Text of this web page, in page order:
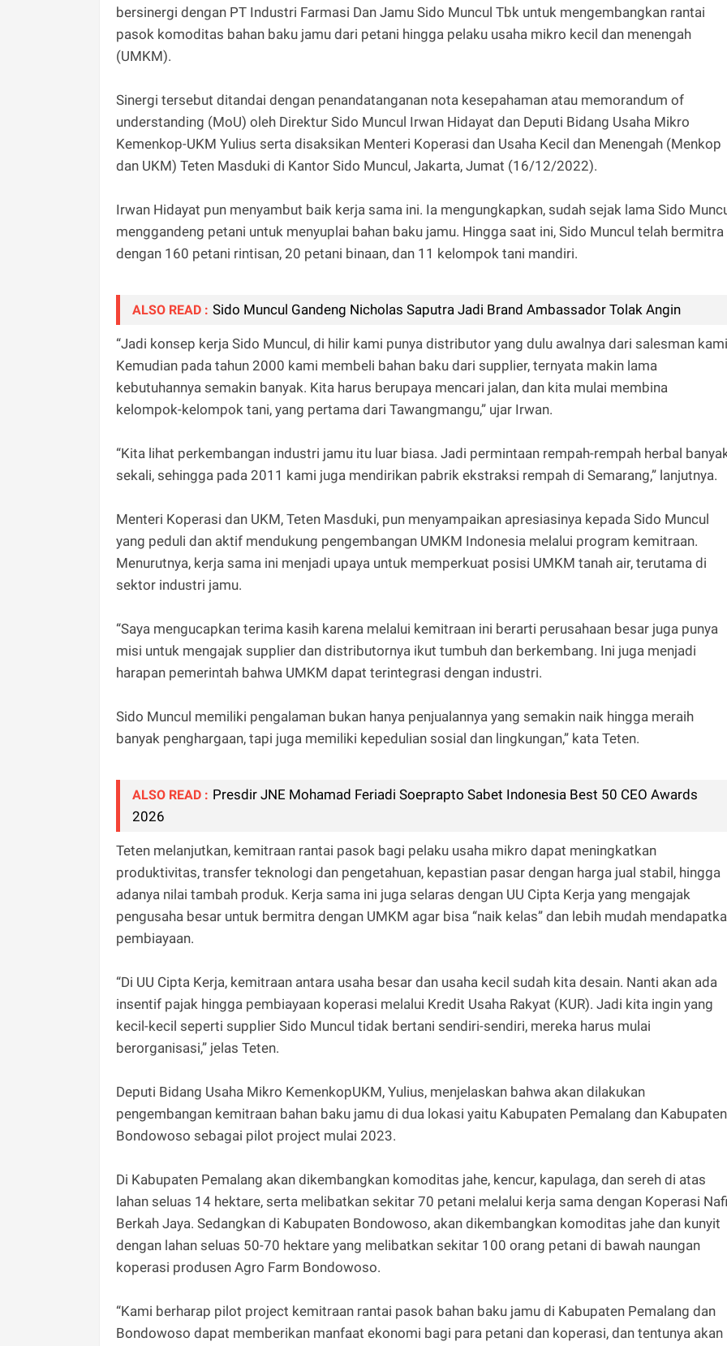
bersinergi dengan PT Industri Farmasi Dan Jamu Sido Muncul Tbk untuk mengembangkan rantai
pasok komoditas bahan baku jamu dari petani hingga pelaku usaha mikro kecil dan menengah
(UMKM).
Sinergi tersebut ditandai dengan penandatanganan nota kesepahaman atau memorandum of
understanding (MoU) oleh Direktur Sido Muncul Irwan Hidayat dan Deputi Bidang Usaha Mikro
Kemenkop-UKM Yulius serta disaksikan Menteri Koperasi dan Usaha Kecil dan Menengah (Menkop
dan UKM) Teten Masduki di Kantor Sido Muncul, Jakarta, Jumat (16/12/2022).
Irwan Hidayat pun menyambut baik kerja sama ini. Ia mengungkapkan, sudah sejak lama Sido
menggandeng petani untuk menyuplai bahan baku jamu. Hingga saat ini, Sido Muncul telah bermitra
dengan 160 petani rintisan, 20 petani binaan, dan 11 kelompok tani mandiri.
ALSO READ : Sido Muncul Gandeng Nicholas Saputra Jadi Brand Ambassador Tolak Angin
“Jadi konsep kerja Sido Muncul, di hilir kami punya distributor yang dulu awalnya dari salesman
Kemudian pada tahun 2000 kami membeli bahan baku dari supplier, ternyata makin lama
kebutuhannya semakin banyak. Kita harus berupaya mencari jalan, dan kita mulai membina
kelompok-kelompok tani, yang pertama dari Tawangmangu,” ujar Irwan.
“Kita lihat perkembangan industri jamu itu luar biasa. Jadi permintaan rempah-rempah herbal
sekali, sehingga pada 2011 kami juga mendirikan pabrik ekstraksi rempah di Semarang,” lanjutnya.
Menteri Koperasi dan UKM, Teten Masduki, pun menyampaikan apresiasinya kepada Sido Muncul
yang peduli dan aktif mendukung pengembangan UMKM Indonesia melalui program kemitraan.
Menurutnya, kerja sama ini menjadi upaya untuk memperkuat posisi UMKM tanah air, terutama di
sektor industri jamu.
“Saya mengucapkan terima kasih karena melalui kemitraan ini berarti perusahaan besar juga punya
misi untuk mengajak supplier dan distributornya ikut tumbuh dan berkembang. Ini juga menjadi
harapan pemerintah bahwa UMKM dapat terintegrasi dengan industri.
Sido Muncul memiliki pengalaman bukan hanya penjualannya yang semakin naik hingga meraih
banyak penghargaan, tapi juga memiliki kepedulian sosial dan lingkungan,” kata Teten.
ALSO READ : Presdir JNE Mohamad Feriadi Soeprapto Sabet Indonesia Best 50 CEO Awards
2026
Teten melanjutkan, kemitraan rantai pasok bagi pelaku usaha mikro dapat meningkatkan
produktivitas, transfer teknologi dan pengetahuan, kepastian pasar dengan harga jual stabil, hingga
adanya nilai tambah produk. Kerja sama ini juga selaras dengan UU Cipta Kerja yang mengajak
pengusaha besar untuk bermitra dengan UMKM agar bisa “naik kelas” dan lebih mudah
pembiayaan.
“Di UU Cipta Kerja, kemitraan antara usaha besar dan usaha kecil sudah kita desain. Nanti akan ada
insentif pajak hingga pembiayaan koperasi melalui Kredit Usaha Rakyat (KUR). Jadi kita ingin yang
kecil-kecil seperti supplier Sido Muncul tidak bertani sendiri-sendiri, mereka harus mulai
berorganisasi,” jelas Teten.
Deputi Bidang Usaha Mikro KemenkopUKM, Yulius, menjelaskan bahwa akan dilakukan
pengembangan kemitraan bahan baku jamu di dua lokasi yaitu Kabupaten Pemalang dan Kabupaten
Bondowoso sebagai pilot project mulai 2023.
Di Kabupaten Pemalang akan dikembangkan komoditas jahe, kencur, kapulaga, dan sereh di atas
lahan seluas 14 hektare, serta melibatkan sekitar 70 petani melalui kerja sama dengan Koperasi Nafi
Berkah Jaya. Sedangkan di Kabupaten Bondowoso, akan dikembangkan komoditas jahe dan kunyit
dengan lahan seluas 50-70 hektare yang melibatkan sekitar 100 orang petani di bawah naungan
koperasi produsen Agro Farm Bondowoso.
“Kami berharap pilot project kemitraan rantai pasok bahan baku jamu di Kabupaten Pemalang dan
Bondowoso dapat memberikan manfaat ekonomi bagi para petani dan koperasi, dan tentunya akan